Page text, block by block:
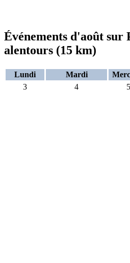
Événements d'août sur
alentours (15 km)
Lundi Mardi
3
4 5